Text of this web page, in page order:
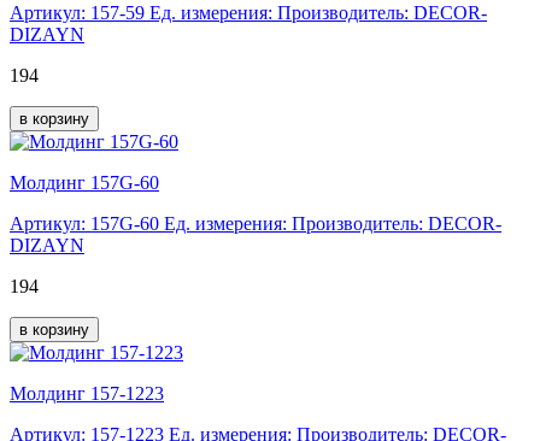
Артикул: 157-59 Ед. измерения: Производитель: DECOR-
DIZAYN
194
в корзину
Молдинг 157G-60
Артикул: 157G-60 Ед. измерения: Производитель: DECOR-
DIZAYN
194
в корзину
Молдинг 157-1223
Артикул: 157-1223 Ед. измерения: Производитель: DECOR-